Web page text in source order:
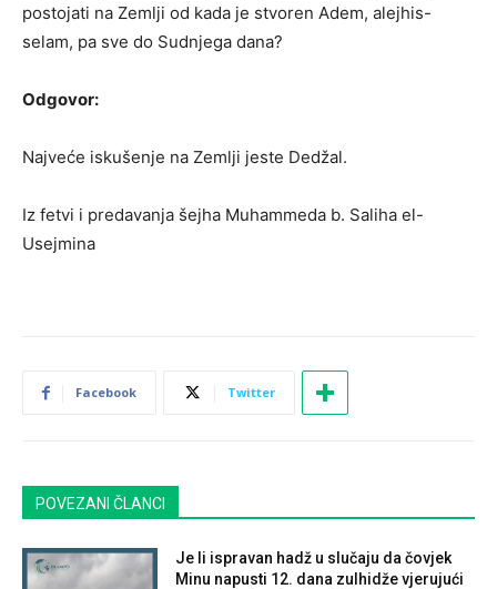
postojati na Zemlji od kada je stvoren Adem, alejhis-
selam, pa sve do Sudnjega dana?
Odgovor:
Najveće iskušenje na Zemlji jeste Dedžal.
Iz fetvi i predavanja šejha Muhammeda b. Saliha el-
Usejmina
Facebook Twitter
POVEZANI ČLANCI
Je li ispravan hadž u slučaju da čovjek
Minu napusti 12. dana zulhidže vjerujući